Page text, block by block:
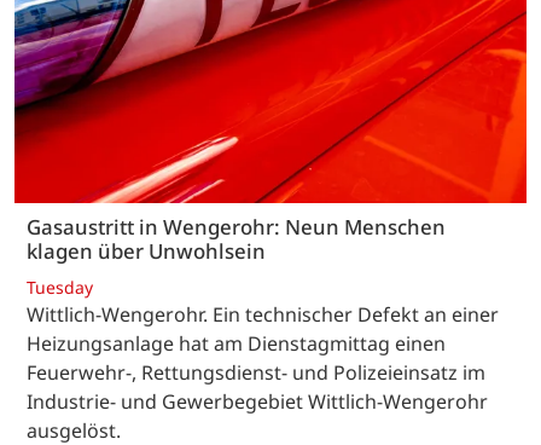
Gasaustritt in Wengerohr: Neun Menschen
klagen über Unwohlsein
Tuesday
Wittlich-Wengerohr. Ein technischer Defekt an einer
Heizungsanlage hat am Dienstagmittag einen
Feuerwehr-, Rettungsdienst- und Polizeieinsatz im
Industrie- und Gewerbegebiet Wittlich-Wengerohr
ausgelöst.